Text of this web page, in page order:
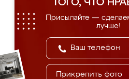
ТОГО, ЧТО
Присылайте —
лучше!
Прикрепить фото